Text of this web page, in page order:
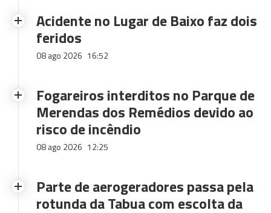
Acidente no Lugar de Baixo faz dois
feridos
08 ago 2026 16:52
Fogareiros interditos no Parque de
Merendas dos Remédios devido ao
risco de incêndio
08 ago 2026 12:25
Parte de aerogeradores passa pela
rotunda da Tabua com escolta da